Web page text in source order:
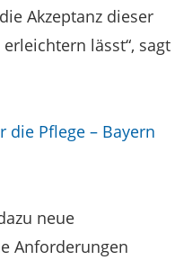
Akzeptanz dieser
lässt“, sagt
die Pflege – Bayern
neue
Anforderungen